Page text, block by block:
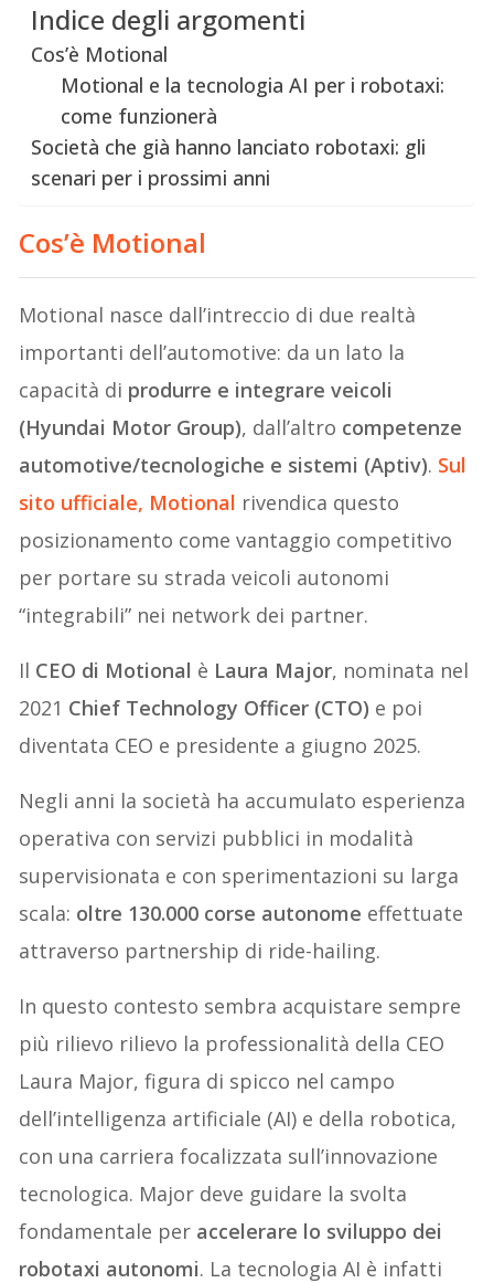
Indice degli argomenti
Cos’è Motional
Motional e la tecnologia AI per i robotaxi:
come funzionerà
Società che già hanno lanciato robotaxi: gli
scenari per i prossimi anni
Cos’è Motional
Motional nasce dall’intreccio di due realtà
importanti dell’automotive: da un lato la
capacità di produrre e integrare veicoli
(Hyundai Motor Group), dall’altro competenze
automotive/tecnologiche e sistemi (Aptiv). Sul
sito ufficiale, Motional rivendica questo
posizionamento come vantaggio competitivo
per portare su strada veicoli autonomi
“integrabili” nei network dei partner.
Il CEO di Motional è Laura Major, nominata nel
2021 Chief Technology Officer (CTO) e poi
diventata CEO e presidente a giugno 2025.
Negli anni la società ha accumulato esperienza
operativa con servizi pubblici in modalità
supervisionata e con sperimentazioni su larga
scala: oltre 130.000 corse autonome effettuate
attraverso partnership di ride-hailing.
In questo contesto sembra acquistare sempre
più rilievo rilievo la professionalità della CEO
Laura Major, figura di spicco nel campo
dell’intelligenza artificiale (AI) e della robotica,
con una carriera focalizzata sull’innovazione
tecnologica. Major deve guidare la svolta
fondamentale per accelerare lo sviluppo dei
robotaxi autonomi. La tecnologia AI è infatti